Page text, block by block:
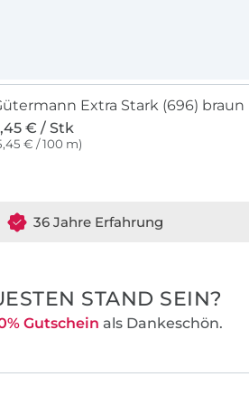
Extra Stark (696) braun
€ / Stk
€ / 100 m)
36 Jahre Erfahrung
STAND SEIN?
Gutschein als Dankeschön.